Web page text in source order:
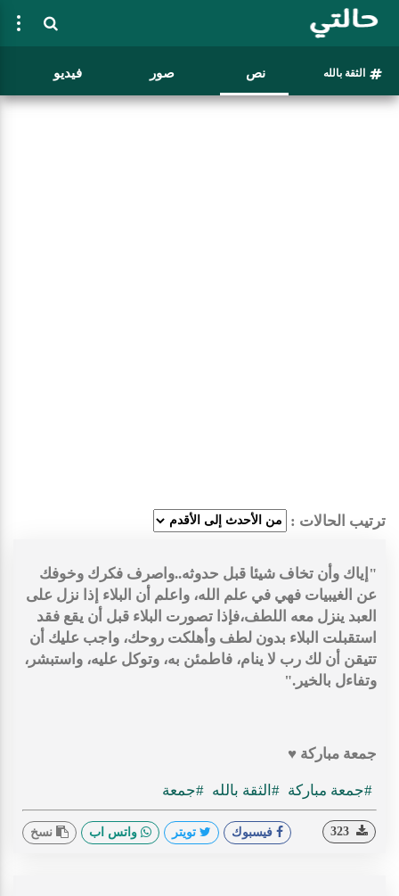
الثقة بالله نص صور فيديو
ترتيب الحالات :
‏"إياك وأن تخاف شيئا قبل حدوثه..واصرف فكرك وخوفك
عن الغيبيات فهي في علم الله، واعلم أن البلاء إذا نزل على
العبد ينزل معه اللطف،فإذا تصورت البلاء قبل أن يقع فقد
استقبلت البلاء بدون لطف وأهلكت روحك، واجب عليك أن
تتيقن أن لك رب لا ينام، فاطمئن به، وتوكل عليه، واستبشر،
وتفاءل بالخير."
جمعة مباركة ♥️
#جمعة مباركة #الثقة بالله #جمعة
فيسبوك تويتر واتس اب نسخ